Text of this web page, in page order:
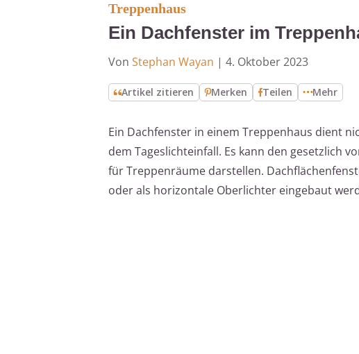
Treppenhaus
Ein Dachfenster im
Von Stephan Wayan | 4. Oktober 2023
Artikel zitieren Merken Teilen Mehr
Ein Dachfenster in einem Treppenhaus dient
dem Tageslichteinfall. Es kann den gesetzlich
für Treppenräume darstellen.
oder als horizontale Oberlichter eingebaut